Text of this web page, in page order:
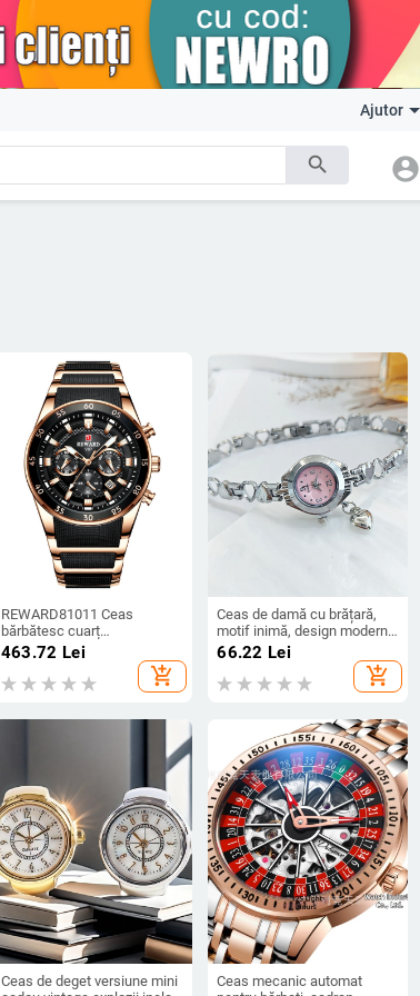
search
Ajutor
account_circle
REWARD81011 Ceas
bărbătesc cuarț
calendaristic, curea din oțel,
ceas de afaceri casual cu
șase pini
463.72 Lei
add_shopping_cart
Ceas de damă cu brățară,
motif inimă, design modern,
stil studențesc, cuarț
66.22 Lei
add_shopping_cart
Ceas de deget versiune mini
Ceas mecanic automat